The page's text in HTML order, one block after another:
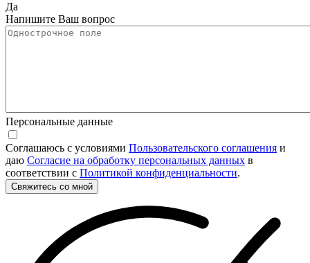
Да
Напишите Ваш вопрос
Персональные данные
Соглашаюсь с условиями Пользовательского соглашения и
даю Согласие на обработку персональных данных в
соответствии с Политикой конфиденциальности.
Свяжитесь со мной